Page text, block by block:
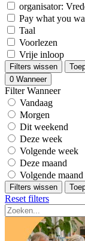
organisator:
Pay what you
Taal
Voorlezen
Vrije inloop
Filters wissen
0 Wanneer
Filter Wanneer
Vandaag
Morgen
Dit weekend
Deze week
Volgende week
Deze maand
Volgende maand
Filters wissen
Reset filters